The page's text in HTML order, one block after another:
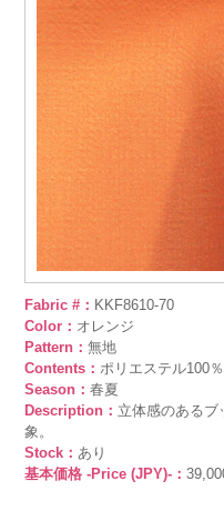
Fabric #： KKF8610-70
Color： オレンジ
Pattern：無地
Contents：ポリエステル100％
Season：春夏
Description： 立体感のあるブ
象。
Stock：あり
基本価格 -Price (JPY)-：